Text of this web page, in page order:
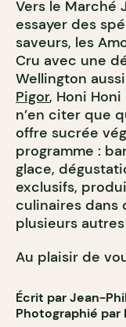
Vers le Marché
essayer des
saveurs, les
Cru avec une
Wellington
Pigor, Honi
n’en citer que
offre sucrée
programme :
glace,
exclusifs,
culinaires dans
plusieurs
Au plaisir de
Écrit par Jean-
Photographié par